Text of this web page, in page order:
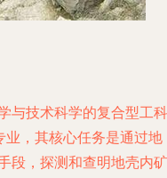
与技术科学的复合型工科
业，其核心任务是通过地
段，探测和查明地壳内矿